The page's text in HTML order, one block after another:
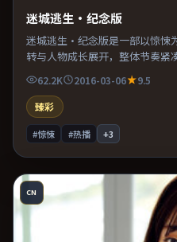
迷城逃生·纪念版
迷城逃生·纪念版是一部以惊悚
转与人物成长展开，整体节奏紧
62.2K 2016-03-06
9.5
臻彩
#惊悚 #热播 +3
CN